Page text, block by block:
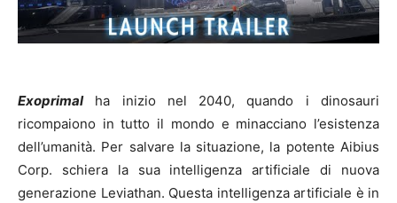
Exoprimalha inizio nel 2040, quando i dinosauri
ricompaiono in tutto il mondo e minacciano l’esistenza
dell’umanità. Per salvare la situazione, la potente Aibius
Corp. schiera la sua intelligenza artificiale di nuova
generazione Leviathan. Questa intelligenza artificiale è in